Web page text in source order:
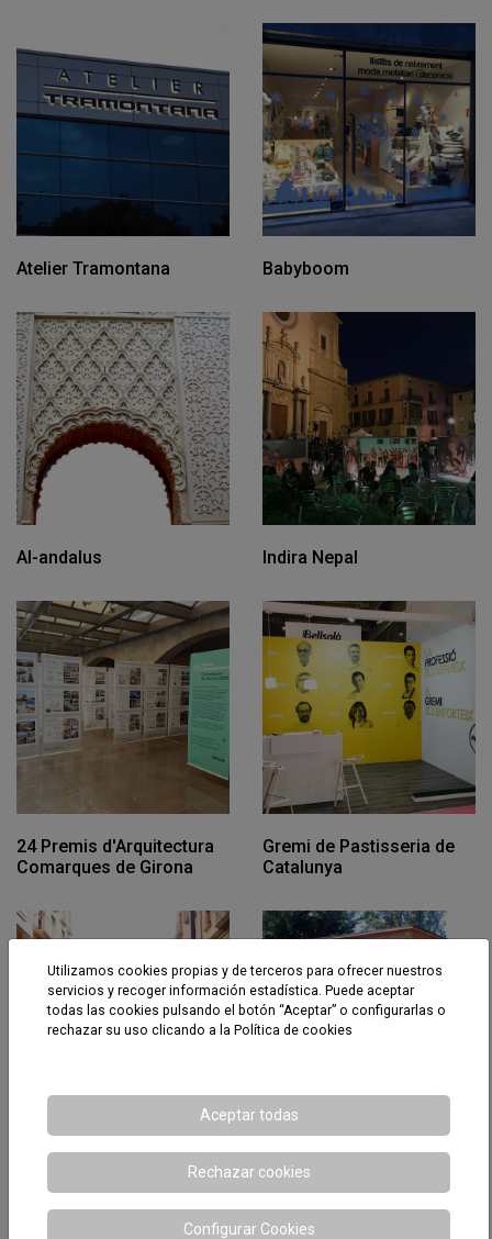
Atelier Tramontana Babyboom
Al-andalus Indira Nepal
24 Premis d'Arquitectura
Comarques de Girona
Gremi de Pastisseria de
Catalunya
Atlàntida Golf La Roca
Utilizamos cookies propias y de terceros para ofrecer nuestros
servicios y recoger información estadística. Puede aceptar
todas las cookies pulsando el botón “Aceptar” o configurarlas o
rechazar su uso clicando a la Política de cookies
Aceptar todas
Rechazar cookies
Configurar Cookies